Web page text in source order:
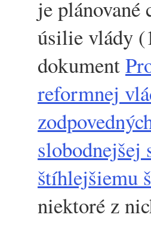
je plánované
úsilie vlády
dokument
reformnej
slobodnejšej
štíhlejšiemu
niektoré z